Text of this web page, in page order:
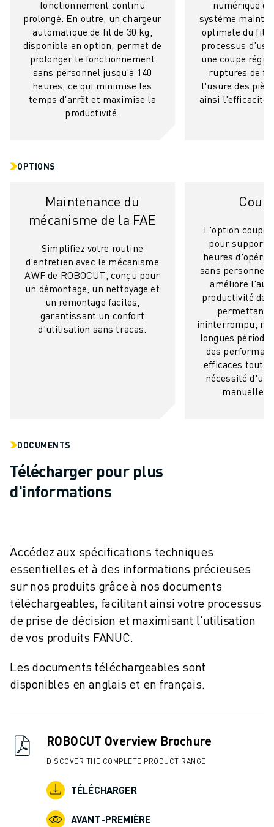
CONTACT
LOCALISATION DES SITES
IMPRESSION
fonctionnement continu
prolongé. En outre, un chargeur
automatique de fil de 30 kg,
disponible en option, permet de
prolonger le fonctionnement
sans personnel jusqu'à 140
heures, ce qui minimise les
temps d'arrêt et maximise la
productivité.
numérique
système
optimale du fil
processus
une coupe
ruptures de
l'usure des
ainsi l'efficacité
OPTIONS
Maintenance du
mécanisme de la FAE
Simplifiez votre routine
d'entretien avec le mécanisme
AWF de ROBOCUT, conçu pour
un démontage, un nettoyage et
un remontage faciles,
garantissant un confort
d'utilisation sans tracas.
L'option
pour
heures
sans personnel.
améliore
productivité de
permettant
ininterrompu,
longues
des
efficaces tout
nécessité
manuelle
DOCUMENTS
Télécharger pour plus
d'informations
Accédez aux spécifications techniques
essentielles et à des informations précieuses
sur nos produits grâce à nos documents
téléchargeables, facilitant ainsi votre processus
de prise de décision et maximisant l'utilisation
de vos produits FANUC.
Les documents téléchargeables sont
disponibles en anglais et en français.
ROBOCUT Overview Brochure
DISCOVER THE COMPLETE PRODUCT RANGE
TÉLÉCHARGER
AVANT-PREMIÈRE